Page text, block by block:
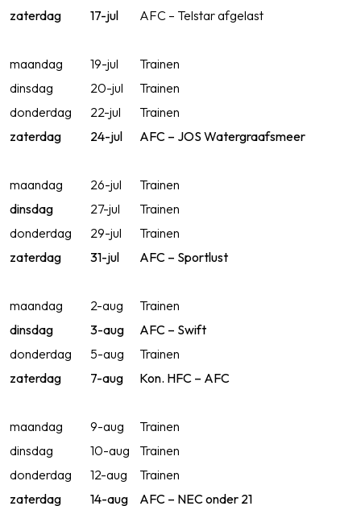
zaterdag
17-jul AFC – Telstar afgelast
maandag 19-jul
Trainen
dinsdag
20-jul
Trainen
donderdag
22-jul
Trainen
zaterdag
24-jul AFC – JOS Watergraafsmeer
maandag 26-jul
Trainen
dinsdag
27-jul
Trainen
donderdag
29-jul
Trainen
zaterdag
31-jul AFC – Sportlust
maandag 2-aug
Trainen
dinsdag
3-aug
AFC – Swift
donderdag
5-aug
Trainen
zaterdag
7-aug Kon. HFC – AFC
maandag 9-aug
Trainen
dinsdag
10-aug
Trainen
donderdag
12-aug
Trainen
zaterdag
14-aug AFC – NEC onder 21